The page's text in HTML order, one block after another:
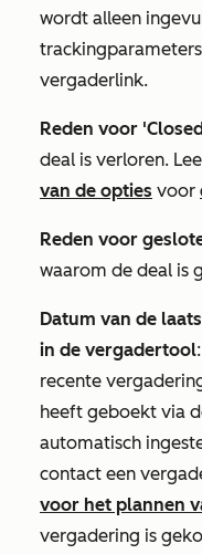
wordt alleen
vergaderlink.
Reden voor
deal is verloren.
van de opties voor
Reden voor
waarom de deal is
Datum van de
in de vergadertool
recente
heeft geboekt via
automatisch
contact een
voor het plannen
vergadering is